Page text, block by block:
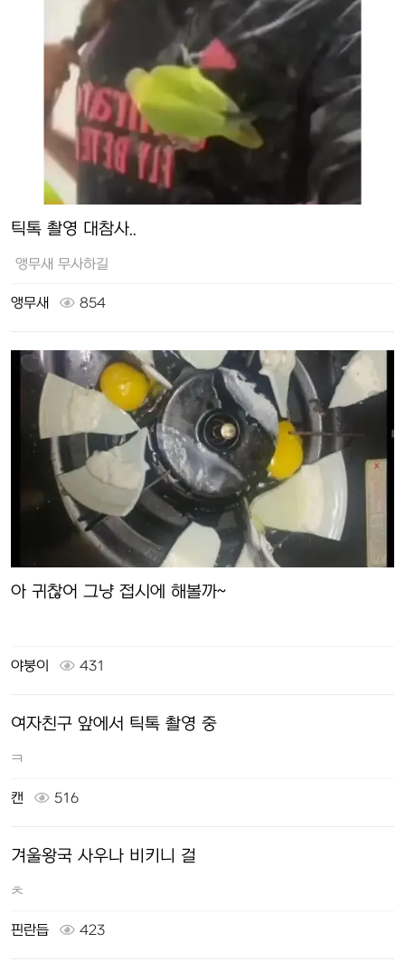
틱톡 촬영 대참사..
앵무새 무사하길
앵무새 854
아 귀찮어 그냥 접시에 해볼까~
야붕이 431
여자친구 앞에서 틱톡 촬영 중
ㅋ
캔 516
겨울왕국 사우나 비키니 걸
ㅊ
핀란듭 423